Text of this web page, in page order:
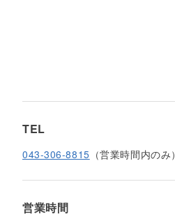
TEL
043-306-8815 （営業時間内のみ）
営業時間